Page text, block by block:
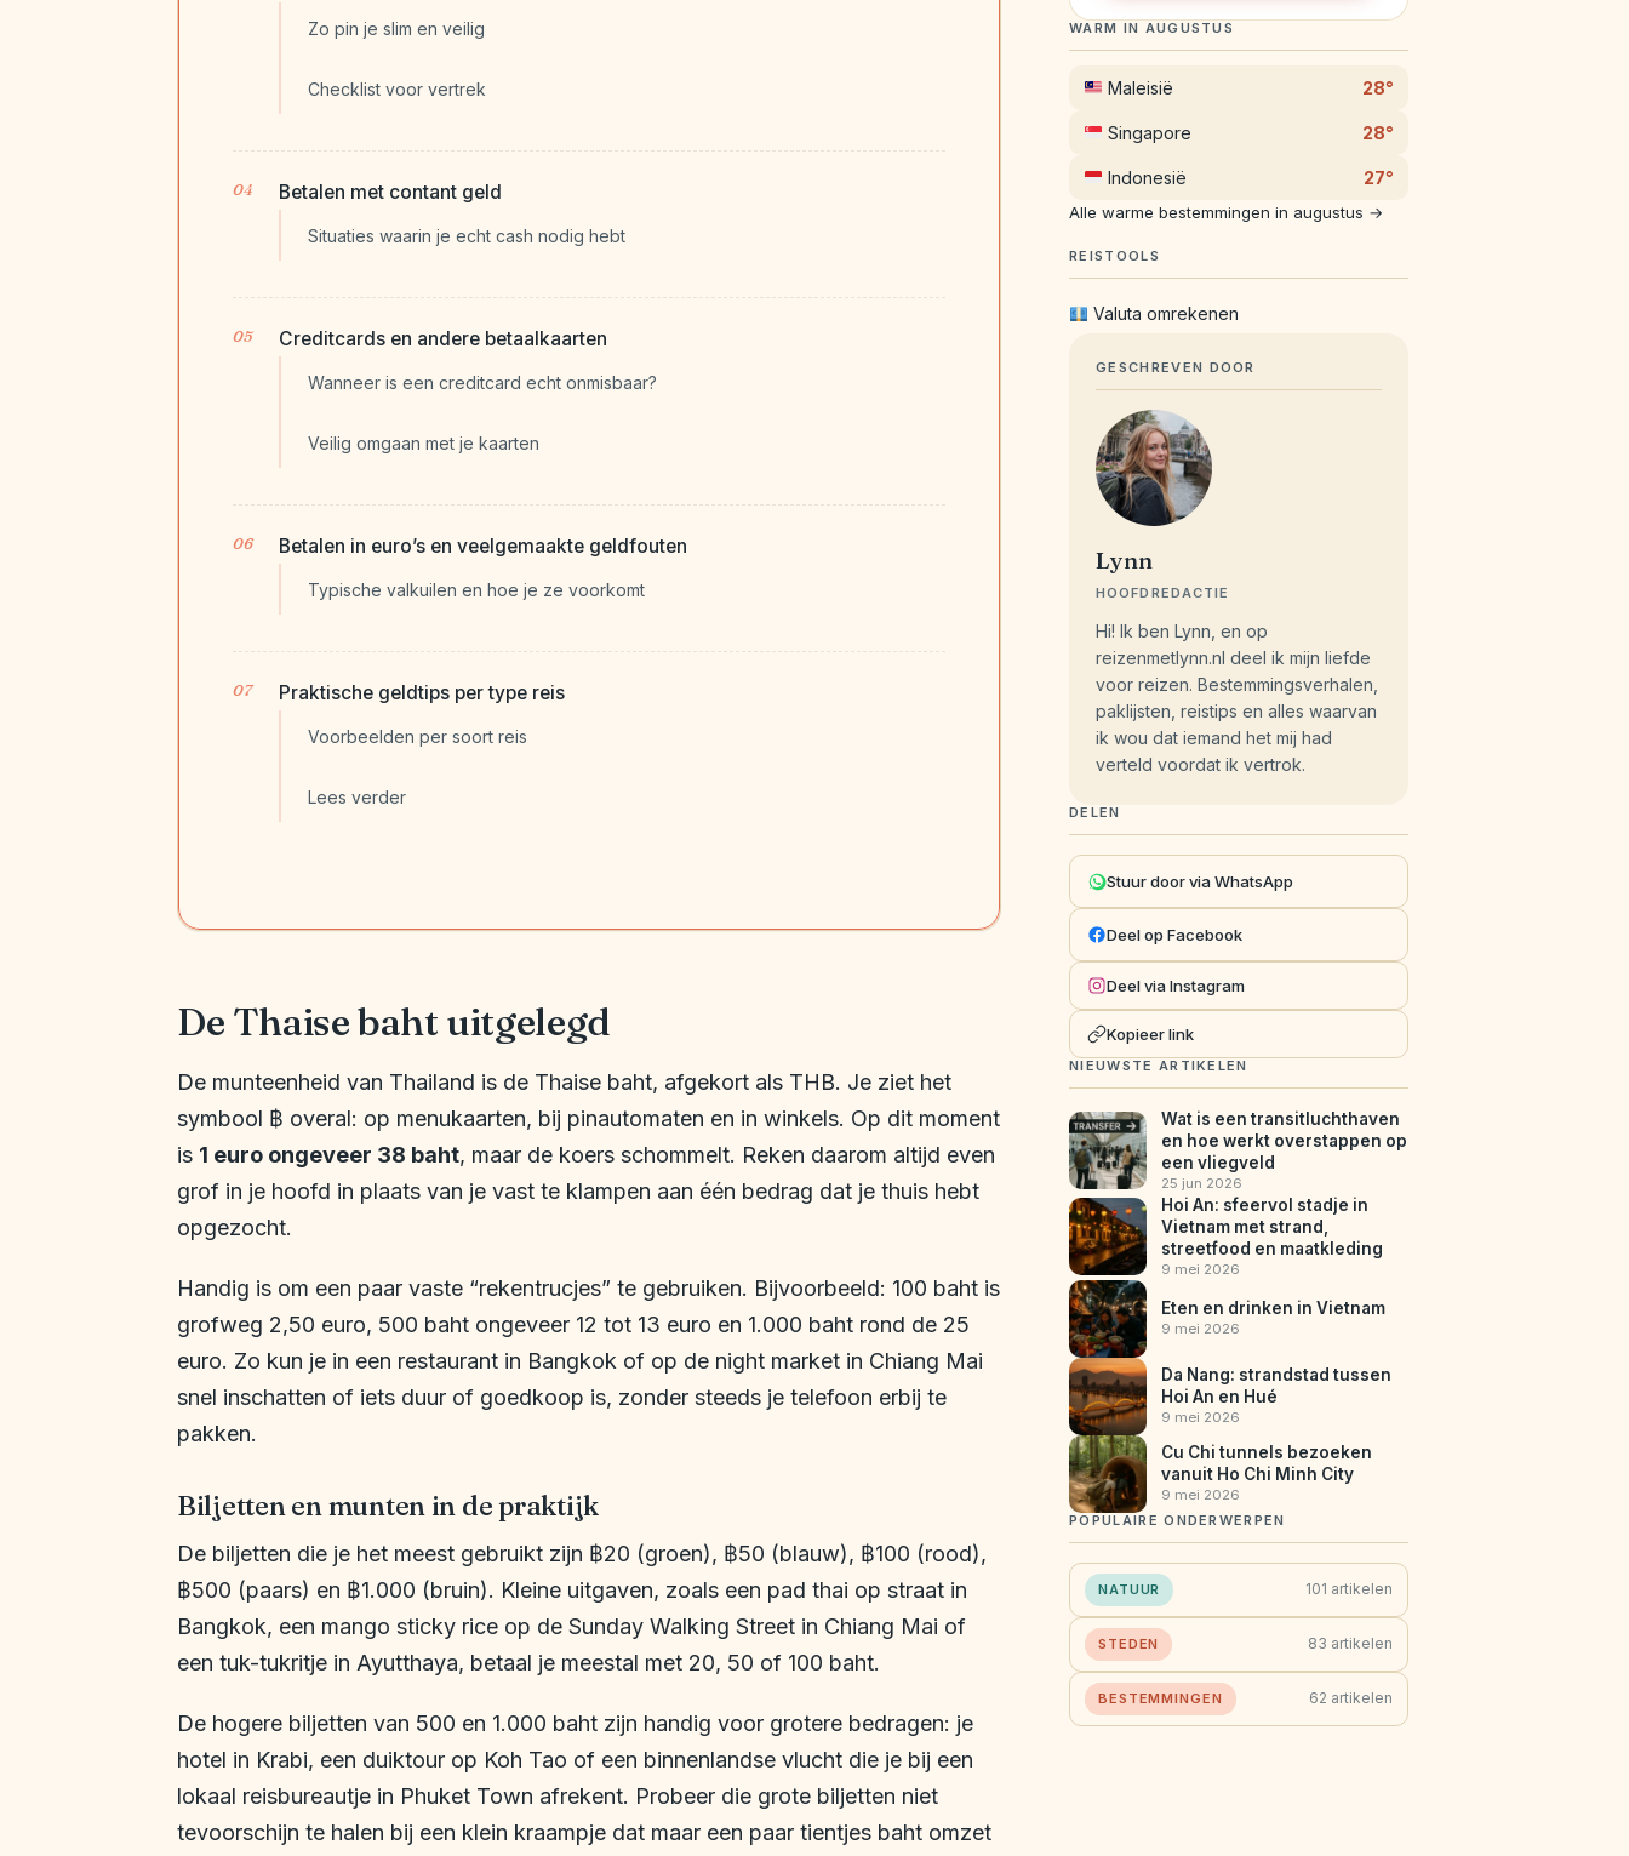
Zo pin je slim en veilig
Checklist voor vertrek
Betalen met contant geld
Situaties waarin je echt cash nodig hebt
Creditcards en andere betaalkaarten
Wanneer is een creditcard echt onmisbaar?
Veilig omgaan met je kaarten
Betalen in euro’s en veelgemaakte geldfouten
Typische valkuilen en hoe je ze voorkomt
Praktische geldtips per type reis
Voorbeelden per soort reis
Lees verder
De Thaise baht uitgelegd
De munteenheid van Thailand is de Thaise baht, afgekort als THB. Je ziet het
symbool ฿ overal: op menukaarten, bij pinautomaten en in winkels. Op dit moment
is 1 euro ongeveer 38 baht, maar de koers schommelt. Reken daarom altijd even
grof in je hoofd in plaats van je vast te klampen aan één bedrag dat je thuis hebt
opgezocht.
Handig is om een paar vaste “rekentrucjes” te gebruiken. Bijvoorbeeld: 100 baht is
grofweg 2,50 euro, 500 baht ongeveer 12 tot 13 euro en 1.000 baht rond de 25
euro. Zo kun je in een restaurant in Bangkok of op de night market in Chiang Mai
snel inschatten of iets duur of goedkoop is, zonder steeds je telefoon erbij te
pakken.
Biljetten en munten in de praktijk
De biljetten die je het meest gebruikt zijn ฿20 (groen), ฿50 (blauw), ฿100 (rood),
฿500 (paars) en ฿1.000 (bruin). Kleine uitgaven, zoals een pad thai op straat in
Bangkok, een mango sticky rice op de Sunday Walking Street in Chiang Mai of
een tuk-tukritje in Ayutthaya, betaal je meestal met 20, 50 of 100 baht.
De hogere biljetten van 500 en 1.000 baht zijn handig voor grotere bedragen: je
hotel in Krabi, een duiktour op Koh Tao of een binnenlandse vlucht die je bij een
lokaal reisbureautje in Phuket Town afrekent. Probeer die grote biljetten niet
tevoorschijn te halen bij een klein kraampje dat maar een paar tientjes baht omzet
WARM IN AUGUSTUS
Maleisië 28°
Singapore 28°
Indonesië 27°
Alle warme bestemmingen in augustus →
REISTOOLS
Valuta omrekenen
GESCHREVEN DOOR
Lynn
HOOFDREDACTIE
Hi! Ik ben Lynn, en op
reizenmetlynn.nl deel ik mijn liefde
voor reizen. Bestemmingsverhalen,
paklijsten, reistips en alles waarvan
ik wou dat iemand het mij had
verteld voordat ik vertrok.
DELEN
Stuur door via WhatsApp
Deel op Facebook
Deel via Instagram
Kopieer link
NIEUWSTE ARTIKELEN
Wat is een transitluchthaven
en hoe werkt overstappen op
een vliegveld
25 jun 2026
Hoi An: sfeervol stadje in
Vietnam met strand,
streetfood en maatkleding
9 mei 2026
Eten en drinken in Vietnam
9 mei 2026
Da Nang: strandstad tussen
Hoi An en Hué
9 mei 2026
Cu Chi tunnels bezoeken
vanuit Ho Chi Minh City
9 mei 2026
POPULAIRE ONDERWERPEN
NATUUR 101 artikelen
STEDEN 83 artikelen
BESTEMMINGEN 62 artikelen